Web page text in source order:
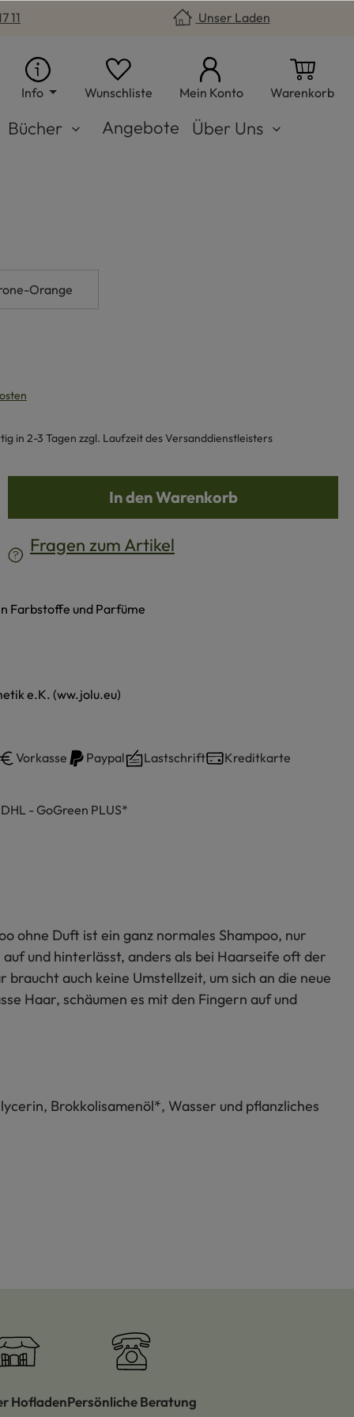
11 Unser Laden
Info Wunschliste Du hast 0 Produkte auf dem
Mein Konto Warenkorb
Bücher Angebote Über Uns
Orange
in 2-3 Tagen zzgl. Laufzeit des Versanddienstleisters
den gewünschten Wert ein oder
In den Warenkorb
Fragen zum Artikel
Farbstoffe und Parfüme
e.K. (ww.jolu.eu)
Vorkasse Paypal Lastschrift Kreditkarte
- GoGreen PLUS*
ohne Duft ist ein ganz normales Shampoo, nur
und hinterlässt, anders als bei Haarseife oft der
auch keine Umstellzeit, um sich an die neue
Haar, schäumen es mit den Fingern auf und
Brokkolisamenöl*, Wasser und pflanzliches
HofladenPersönliche Beratung